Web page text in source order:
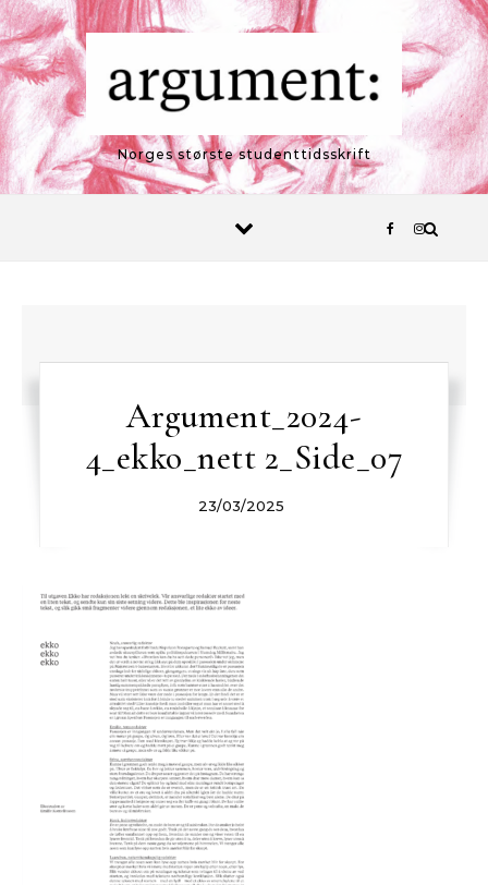
Skip to content
Norges største studenttidsskrift
Argument_2024-
4_ekko_nett 2_Side_07
23/03/2025